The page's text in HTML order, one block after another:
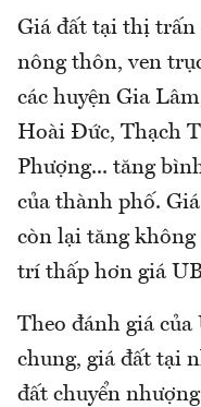
Giá đất tại thị trấn
nông thôn, ven
các huyện Gia
Hoài Đức, Thạch
Phượng... tăng
của thành phố.
còn lại tăng không
trí thấp hơn giá
Theo đánh giá
chung, giá đất tại
đất chuyển